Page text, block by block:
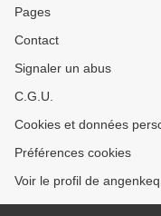
Pages
Contact
Signaler un abus
C.G.U.
Cookies et données
Préférences cookies
Voir le profil de